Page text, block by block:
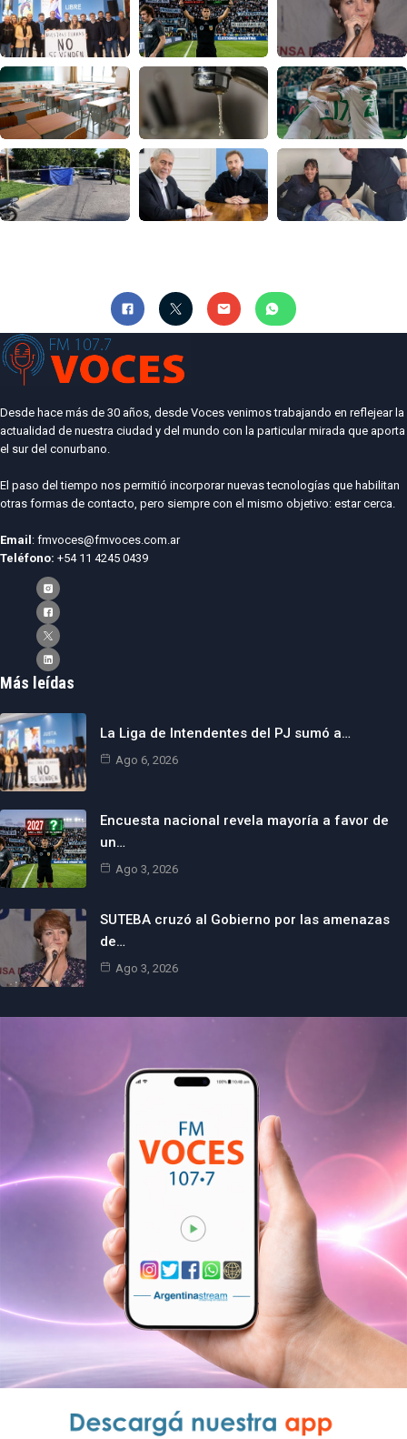
Desde hace más de 30 años, desde Voces venimos trabajando en reflejear la
actualidad de nuestra ciudad y del mundo con la particular mirada que aporta
el sur del conurbano.
El paso del tiempo nos permitió incorporar nuevas tecnologías que habilitan
otras formas de contacto, pero siempre con el mismo objetivo: estar cerca.
Email: fmvoces@fmvoces.com.ar
Teléfono: +54 11 4245 0439
Más leídas
La Liga de Intendentes del PJ sumó a…
Ago 6, 2026
Encuesta nacional revela mayoría a favor de
un…
Ago 3, 2026
SUTEBA cruzó al Gobierno por las amenazas
de…
Ago 3, 2026